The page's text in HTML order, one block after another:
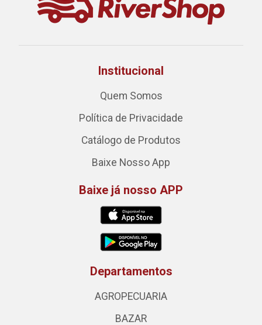
Institucional
Quem Somos
Política de Privacidade
Catálogo de Produtos
Baixe Nosso App
Baixe já nosso APP
Departamentos
AGROPECUARIA
BAZAR